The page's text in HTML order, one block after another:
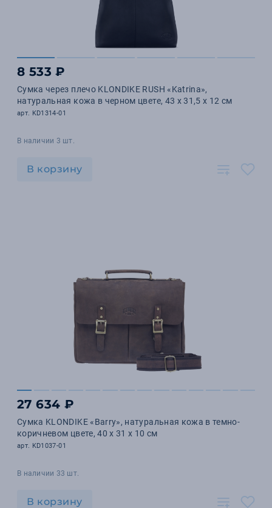
8 533 ₽
Сумка через плечо KLONDIKE RUSH «Katrina»,
натуральная кожа в черном цвете, 43 х 31,5 х 12 см
арт. KD1314-01
В наличии 3 шт.
В корзину
27 634 ₽
Сумка KLONDIKE «Barry», натуральная кожа в темно-
коричневом цвете, 40 х 31 х 10 см
арт. KD1037-01
В наличии 33 шт.
В корзину